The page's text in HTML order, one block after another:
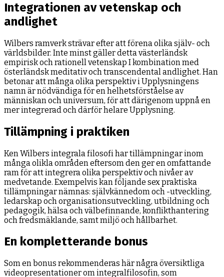
Integrationen av vetenskap och
andlighet
Wilbers ramverk strävar efter att förena olika själv- och
världsbilder. Inte minst gäller detta västerländsk
empirisk och rationell vetenskap I kombination med
österländsk meditativ och transcendental andlighet. Han
betonar att många olika perspektiv i Upplysningens
namn är nödvändiga för en helhetsförståelse av
människan och universum, för att därigenom uppnå en
mer integrerad och därför helare Upplysning.
Tillämpning i praktiken
Ken Wilbers integrala filosofi har tillämpningar inom
många olikla områden eftersom den ger en omfattande
ram för att integrera olika perspektiv och nivåer av
medvetande. Exempelvis kan följande sex praktiska
tillämpningar nämnas: självkännedom och -utveckling,
ledarskap och organisationsutveckling, utbildning och
pedagogik, hälsa och välbefinnande, konflikthantering
och fredsmäklande, samt miljö och hållbarhet.
En kompletterande bonus
Som en bonus rekommenderas här några översiktliga
videopresentationer om integralfilosofin, som